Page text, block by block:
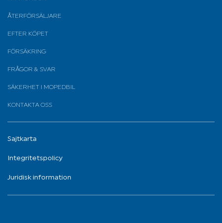
ÅTERFÖRSÄLJARE
EFTER KÖPET
FÖRSÄKRING
FRÅGOR & SVAR
SÄKERHET I MOPEDBIL
KONTAKTA OSS
Sajtkarta
Integritetspolicy
Juridisk information